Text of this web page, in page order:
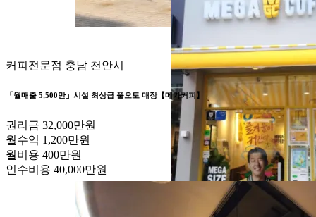
커피전문점 충남 천안시
「월매출 5,500만」시설 최상급 풀오토 매장【메가커피】
권리금 32,000만원
월수익 1,200만원
월비용 400만원
인수비용 40,000만원